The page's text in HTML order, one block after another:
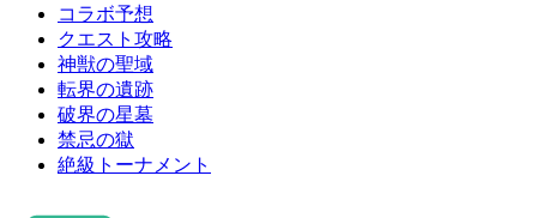
コラボ予想
クエスト攻略
神獣の聖域
転界の遺跡
破界の星墓
禁忌の獄
絶級トーナメント